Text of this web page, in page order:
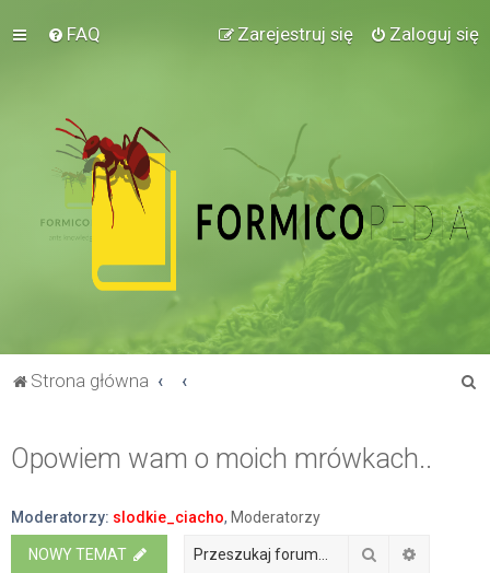
FAQ Zaloguj się
Zarejestruj się
Strona główna
Opowiem wam o moich mrówkach..
Moderatorzy: slodkie_ciacho, Moderatorzy
NOWY TEMAT Szukaj